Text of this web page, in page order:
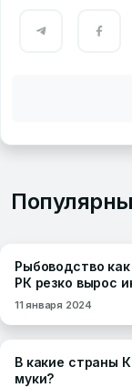
Рыбоводство
РК резко вырос
11 января 2024
В какие страны
муки?